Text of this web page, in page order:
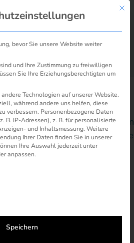
viele Probleme
sich bewusst sein, dass ab
gemäß Strombörsezu zahlen
im Voraus wissen möchten, wie
Strom zahlen müssen,
wählen.
dieser Seite lösen Sie Ihr
wehren!
Mit
bevor Sie unsere Website weiter
und Ihre Zustimmung zu freiwilligen
Sie Ihre Erziehungsberechtigten um
Technologien auf unserer Website.
während andere uns helfen, diese
verbessern. Personenbezogene Daten
B. IP-Adressen), z. B. für personalisierte
und Inhaltsmessung. Weitere
Ihrer Daten finden Sie in unserer
Ihre Auswahl jederzeit unter
anpassen.
Service-Gruppen, für die
Speichern